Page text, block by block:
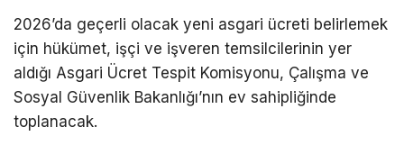
2026’da geçerli olacak yeni asgari ücreti belirlemek
için hükümet, işçi ve işveren temsilcilerinin yer
aldığı Asgari Ücret Tespit Komisyonu, Çalışma ve
Sosyal Güvenlik Bakanlığı’nın ev sahipliğinde
toplanacak.